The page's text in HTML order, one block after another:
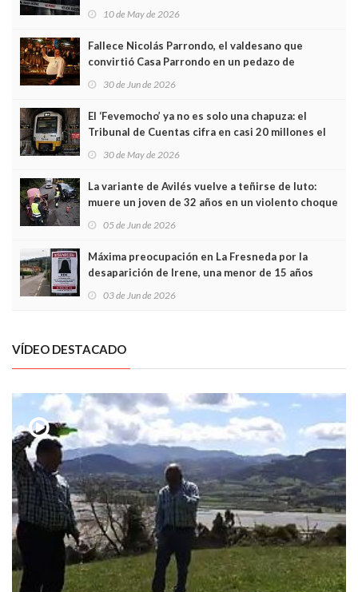
edificio y las cámaras captan sus últimos minutos
10 de May de 2026
Fallece Nicolás Parrondo, el valdesano que
convirtió Casa Parrondo en un pedazo de
Asturias en Madrid
30 de Jun de 2026
El ‘Fevemocho’ ya no es solo una chapuza: el
Tribunal de Cuentas cifra en casi 20 millones el
sobrecoste de los trenes que no cabían por los
30 de May de 2026
La variante de Avilés vuelve a teñirse de luto:
muere un joven de 32 años en un violento choque
frontal
05 de Jun de 2026
Máxima preocupación en La Fresneda por la
desaparición de Irene, una menor de 15 años
03 de Jun de 2026
VÍDEO DESTACADO